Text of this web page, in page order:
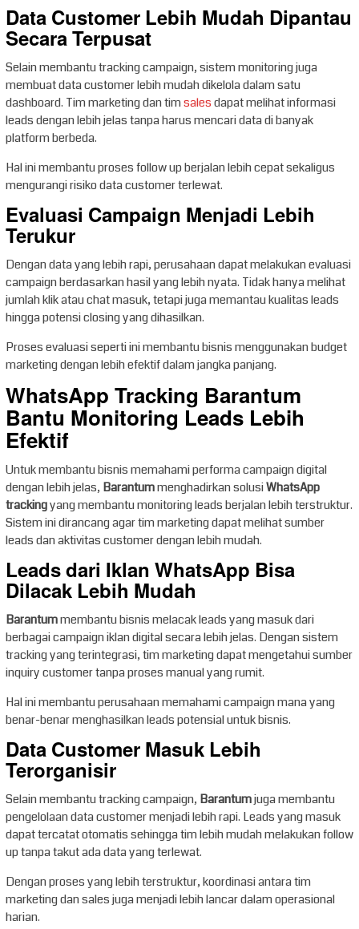
Data Customer Lebih Mudah Dipantau
Secara Terpusat
Selain membantu tracking campaign, sistem monitoring juga
membuat data customer lebih mudah dikelola dalam satu
dashboard. Tim marketing dan timsalesdapat melihat informasi
leads dengan lebih jelas tanpa harus mencari data di banyak
platform berbeda.
Hal ini membantu proses follow up berjalan lebih cepat sekaligus
mengurangi risiko data customer terlewat.
Evaluasi Campaign Menjadi Lebih
Terukur
Dengan data yang lebih rapi, perusahaan dapat melakukan evaluasi
campaign berdasarkan hasil yang lebih nyata. Tidak hanya melihat
jumlah klik atau chat masuk, tetapi juga memantau kualitas leads
hingga potensi closing yang dihasilkan.
Proses evaluasi seperti ini membantu bisnis menggunakan budget
marketing dengan lebih efektif dalam jangka panjang.
WhatsApp Tracking Barantum
Bantu Monitoring Leads Lebih
Efektif
Untuk membantu bisnis memahami performa campaign digital
dengan lebih jelas, Barantummenghadirkan solusiWhatsApp
trackingyang membantu monitoring leads berjalan lebih terstruktur.
Sistem ini dirancang agar tim marketing dapat melihat sumber
leads dan aktivitas customer dengan lebih mudah.
Leads dari Iklan WhatsApp Bisa
Dilacak Lebih Mudah
Barantummembantu bisnis melacak leads yang masuk dari
berbagai campaign iklan digital secara lebih jelas. Dengan sistem
tracking yang terintegrasi, tim marketing dapat mengetahui sumber
inquiry customer tanpa proses manual yang rumit.
Hal ini membantu perusahaan memahami campaign mana yang
benar-benar menghasilkan leads potensial untuk bisnis.
Data Customer Masuk Lebih
Terorganisir
Selain membantu tracking campaign, Barantumjuga membantu
pengelolaan data customer menjadi lebih rapi. Leads yang masuk
dapat tercatat otomatis sehingga tim lebih mudah melakukan follow
up tanpa takut ada data yang terlewat.
Dengan proses yang lebih terstruktur, koordinasi antara tim
marketing dan sales juga menjadi lebih lancar dalam operasional
harian.